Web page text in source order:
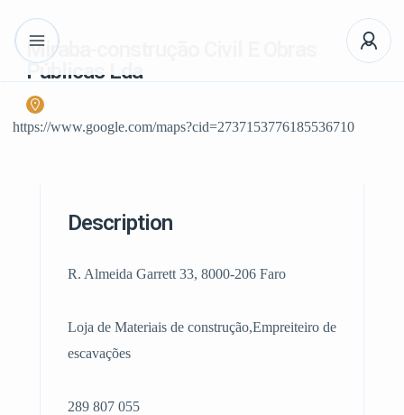
Miraba-construção Civil E Obras
Públicas Lda
https://www.google.com/maps?cid=2737153776185536710
Description
R. Almeida Garrett 33, 8000-206 Faro
Loja de Materiais de construção,Empreiteiro de
escavações
289 807 055